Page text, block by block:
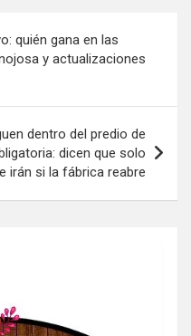
quién gana en las
y actualizaciones
dentro del predio de
dicen que solo
irán si la fábrica reabre